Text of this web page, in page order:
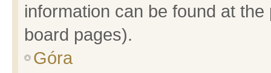
information can be found at
board pages).
Góra